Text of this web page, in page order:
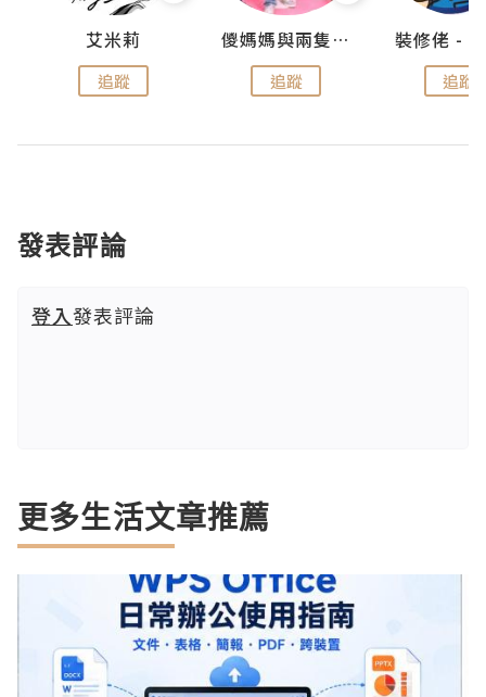
艾米莉
追蹤
儍媽媽與兩隻小魔怪之家
追蹤 追蹤
發表評論
登入發表評論
更多生活文章推薦